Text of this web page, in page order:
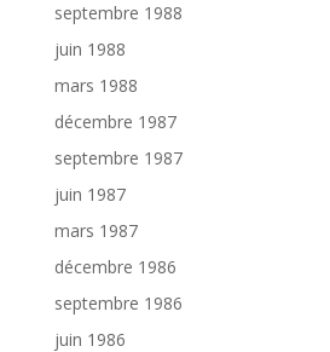
septembre 1988
juin 1988
mars 1988
décembre 1987
septembre 1987
juin 1987
mars 1987
décembre 1986
septembre 1986
juin 1986